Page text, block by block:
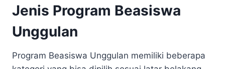
Jenis Program Beasiswa
Unggulan
Program Beasiswa Unggulan memiliki beberapa